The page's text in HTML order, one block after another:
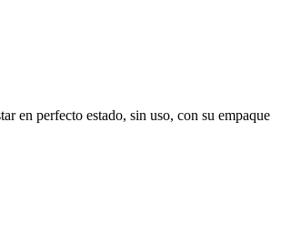
en perfecto estado, sin uso, con su empaque